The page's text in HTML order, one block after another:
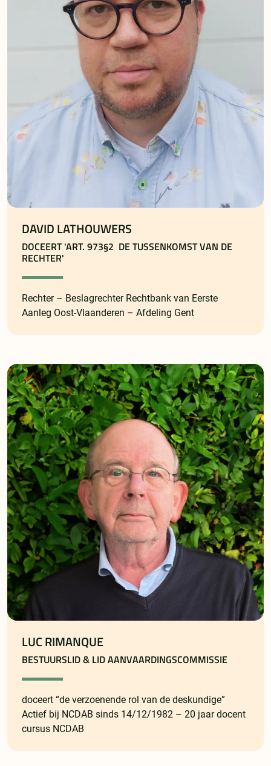
DAVID LATHOUWERS
DOCEERT 'ART. 973§2 DE TUSSENKOMST VAN DE
RECHTER'
Rechter – Beslagrechter Rechtbank van Eerste
Aanleg Oost-Vlaanderen – Afdeling Gent
LUC RIMANQUE
BESTUURSLID & LID AANVAARDINGSCOMMISSIE
doceert “de verzoenende rol van de deskundige”
Actief bij NCDAB sinds 14/12/1982 – 20 jaar docent
cursus NCDAB